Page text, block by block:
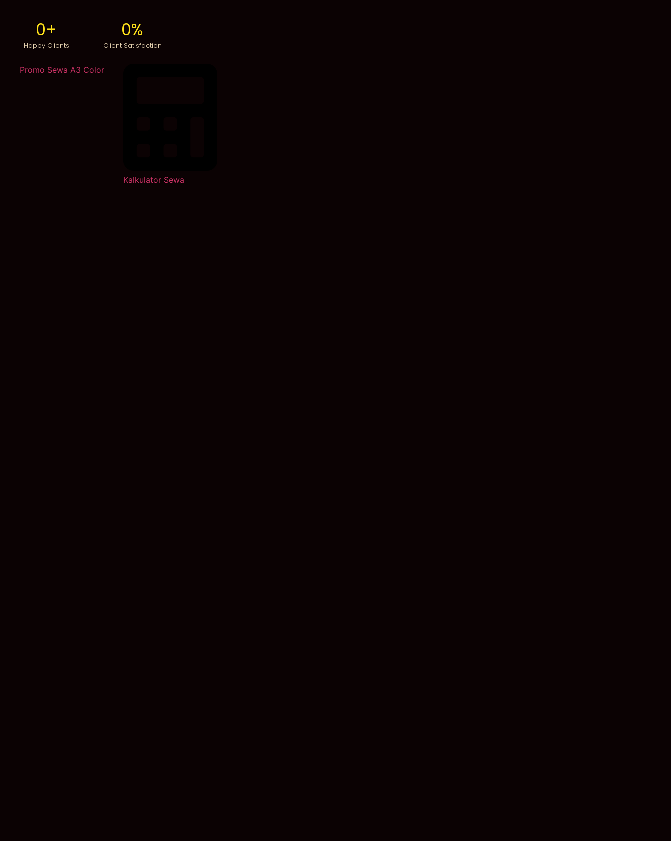
Happy Clients
0+
Client Satisfaction
0%
Promo Sewa A3 Color
Kalkulator Sewa